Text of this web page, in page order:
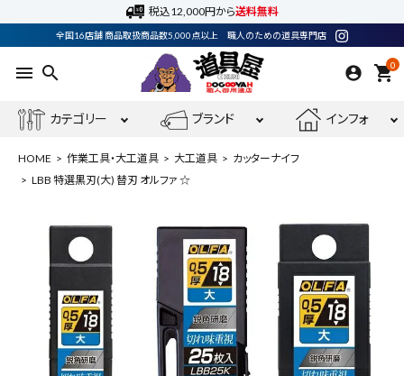
税込12,000円から送料無料
全国16店舗 商品取扱商品数5,000点以上 職人のための道具専門店
menu search 0
shopping_cart
カテゴリー ブランド インフォ
ACCOUNT MENU
ようこそ ゲスト 様
ログイン person 会員登録
最近閲覧した商品
HOME 作業工具・大工道具 大工道具
カッターナイフ
LBB 特選黒刃(大) 替刃 オルファ ☆